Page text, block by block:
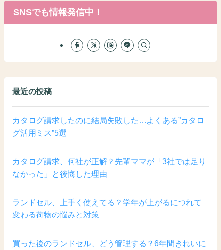
SNSでも情報発信中！
最近の投稿
カタログ請求したのに結局失敗した…よくある”カタロ
グ活用ミス”5選
カタログ請求、何社が正解？先輩ママが「3社では足り
なかった」と後悔した理由
ランドセル、上手く使えてる？学年が上がるにつれて
変わる荷物の悩みと対策
買った後のランドセル、どう管理する？6年間きれいに